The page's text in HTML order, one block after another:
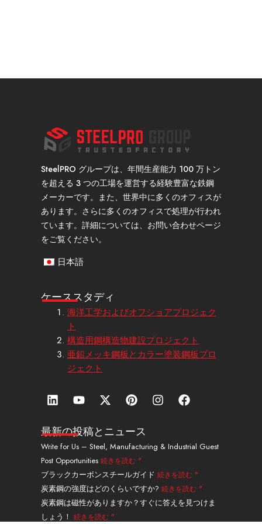
SteelPRO グループは、年間生産能力 100 万トン
を超える 3 つの工場を運営する経験豊富な鉄鋼
メーカーです。また、世界中に多くのオフィスが
あります。さらに多くのオフィスで処理が行われ
ています。詳細については、お問い合わせページ
をご覧ください。
日本語
ケーススタディ
海洋工学およびオフショアプロジェク
ト
構造用鋼構造物建設プロジェクト
亜鉛メッキ鋼板とカラー塗装鋼板プロ
ジェクト
リ
ン
ト
イ
ン
Y
o
t
u
b
e
エ
ッ
ス
・
ツ
イ
ッ
タ
ー
ピ
ン
レ
ス
ト
イ
ン
グ
ラ
フ
ェ
ブ
ッ
最新の投稿とニュース
Write for Us – Steel, Manufacturing & Industrial Guest
Post Opportunities 続きを読む "
ブラックカーボンスチールガイド 続きを読む "
炭素鋼の強度はどのくらいですか? 続きを読む "
炭素鋼は磁性がありますか？すぐに答えを見つけま
しょう！ 続きを読む "